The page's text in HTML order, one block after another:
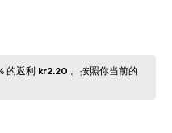
的返利 kr2.20 。按照你当前的